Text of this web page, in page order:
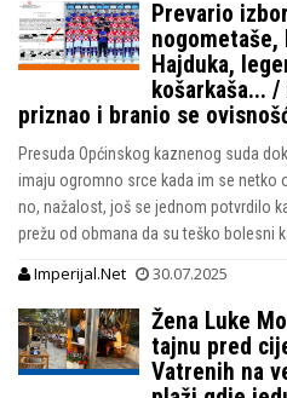
Prevario
nogometaše,
Hajduka,
košarkaša...
priznao i branio se
Presuda Općinskog kaznenog suda
imaju ogromno srce kada im se netko
no, nažalost, još se jednom potvrdilo
prežu od obmana da su teško bolesni
Imperijal.Net 30.07.2025
Žena Luke
tajnu pred
Vatrenih na